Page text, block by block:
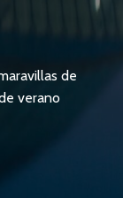
de
verano